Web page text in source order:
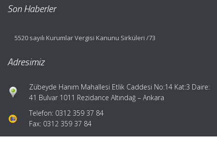
Son Haberler
5520 sayılı Kurumlar Vergisi Kanunu Sirküleri /73
Adresimiz
Zübeyde Hanım Mahallesi Etlik Caddesi No:14 Kat:3 Daire:
41 Bulvar 1011 Rezidance Altındağ – Ankara
Telefon: 0312 359 37 84
Fax: 0312 359 37 84